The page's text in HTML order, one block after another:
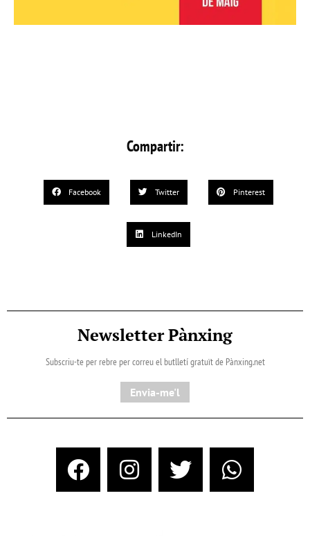
Compartir:
Facebook Twitter Pinterest
LinkedIn
Newsletter Pànxing
Subscriu-te per rebre per correu el butlletí gratuït de Pànxing.net​
Envia-me'l